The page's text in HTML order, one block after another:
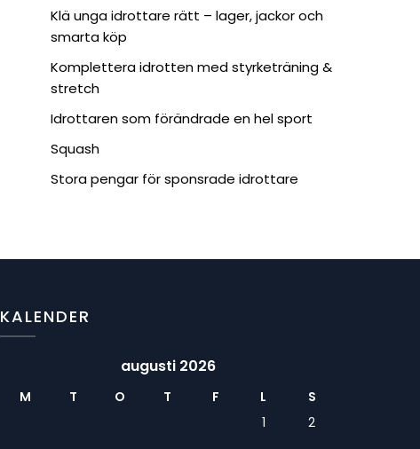
Klä unga idrottare rätt – lager, jackor och
smarta köp
Komplettera idrotten med styrketräning &
stretch
Idrottaren som förändrade en hel sport
Squash
Stora pengar för sponsrade idrottare
KALENDER
augusti 2026
M T O T F L
S
1
2